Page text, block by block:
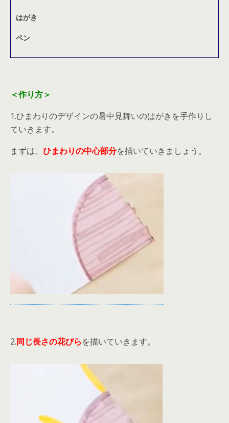
はがき
ペン
＜作り方＞
1.ひまわりのデザインの暑中見舞いのはがきを手作りし
ていきます。
まずは、 ひまわりの中心部分を描いていきましょう。
2.同じ長さの花びらを描いていきます。